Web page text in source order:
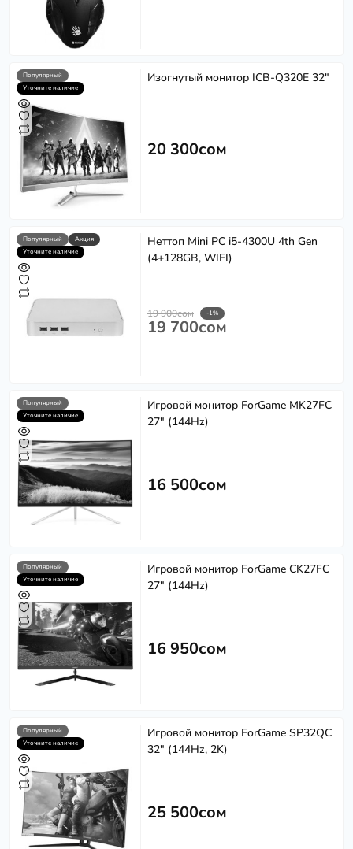
Популярный
Уточните наличие
Изогнутый монитор ICB-Q320E 32"
20 300сом
Популярный
Акция
Уточните наличие
Неттоп Mini PC i5-4300U 4th Gen
(4+128GB, WIFI)
19 900сом -1%
19 700сом
Популярный
Уточните наличие
Игровой монитор ForGame MK27FC
27" (144Hz)
16 500сом
Популярный
Уточните наличие
Игровой монитор ForGame CK27FC
27" (144Hz)
16 950сом
Популярный
Уточните наличие
Игровой монитор ForGame SP32QC
32" (144Hz, 2K)
25 500сом